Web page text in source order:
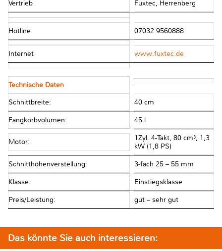
Vertrieb Fuxtec, Herrenberg
Hotline 07032 9560888
Internet www.fuxtec.de
Technische Daten
Schnittbreite: 40 cm
Fangkorbvolumen: 45 l
Motor:
1Zyl. 4-Takt, 80 cm³, 1,3
kW (1,8 PS)
Schnitthöhenverstellung: 3-fach 25 – 55 mm
Klasse: Einstiegsklasse
Preis/Leistung: gut – sehr gut
Das könnte Sie auch interessieren: